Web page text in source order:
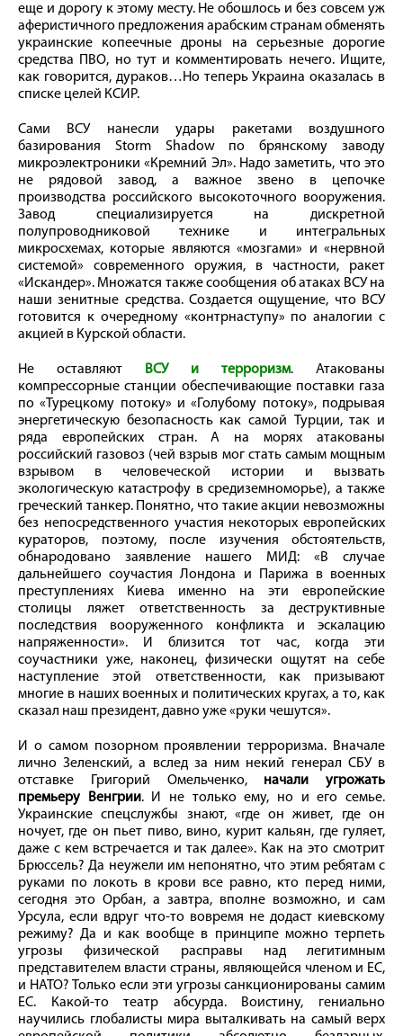
еще и дорогу к этому месту. Не обошлось и без совсем уж
аферистичного предложения арабским странам обменять
украинские копеечные дроны на серьезные дорогие
средства ПВО, но тут и комментировать нечего. Ищите,
как говорится, дураков…Но теперь Украина оказалась в
списке целей КСИР.
Сами ВСУ нанесли удары ракетами воздушного
базирования Storm Shadow по брянскому заводу
микроэлектроники «Кремний Эл». Надо заметить, что это
не рядовой завод, а важное звено в цепочке
производства российского высокоточного вооружения.
Завод специализируется на дискретной
полупроводниковой технике и интегральных
микросхемах, которые являются «мозгами» и «нервной
системой» современного оружия, в частности, ракет
«Искандер». Множатся также сообщения об атаках ВСУ на
наши зенитные средства. Создается ощущение, что ВСУ
готовится к очередному «контрнаступу» по аналогии с
акцией в Курской области.
Не оставляют ВСУ и терроризм. Атакованы
компрессорные станции обеспечивающие поставки газа
по «Турецкому потоку» и «Голубому потоку», подрывая
энергетическую безопасность как самой Турции, так и
ряда европейских стран. А на морях атакованы
российский газовоз (чей взрыв мог стать самым мощным
взрывом в человеческой истории и вызвать
экологическую катастрофу в средиземноморье), а также
греческий танкер. Понятно, что такие акции невозможны
без непосредственного участия некоторых европейских
кураторов, поэтому, после изучения обстоятельств,
обнародовано заявление нашего МИД: «В случае
дальнейшего соучастия Лондона и Парижа в военных
преступлениях Киева именно на эти европейские
столицы ляжет ответственность за деструктивные
последствия вооруженного конфликта и эскалацию
напряженности». И близится тот час, когда эти
соучастники уже, наконец, физически ощутят на себе
наступление этой ответственности, как призывают
многие в наших военных и политических кругах, а то, как
сказал наш президент, давно уже «руки чешутся».
И о самом позорном проявлении терроризма. Вначале
лично Зеленский, а вслед за ним некий генерал СБУ в
отставке Григорий Омельченко, начали угрожать
премьеру Венгрии. И не только ему, но и его семье.
Украинские спецслужбы знают, «где он живет, где он
ночует, где он пьет пиво, вино, курит кальян, где гуляет,
даже с кем встречается и так далее». Как на это смотрит
Брюссель? Да неужели им непонятно, что этим ребятам с
руками по локоть в крови все равно, кто перед ними,
сегодня это Орбан, а завтра, вполне возможно, и сам
Урсула, если вдруг что-то вовремя не додаст киевскому
режиму? Да и как вообще в принципе можно терпеть
угрозы физической расправы над легитимным
представителем власти страны, являющейся членом и ЕС,
и НАТО? Только если эти угрозы санкционированы самим
ЕС. Какой-то театр абсурда. Воистину, гениально
научились глобалисты мира выталкивать на самый верх